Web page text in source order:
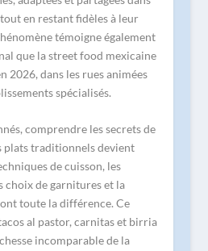
en restant fidèles à leur
témoigne également
que la street food mexicaine
2026, dans les rues animées
spécialisés.
comprendre les secrets de
plats traditionnels devient
de cuisson, les
choix de garnitures et la
toute la différence. Ce
al pastor, carnitas et birria
incomparable de la